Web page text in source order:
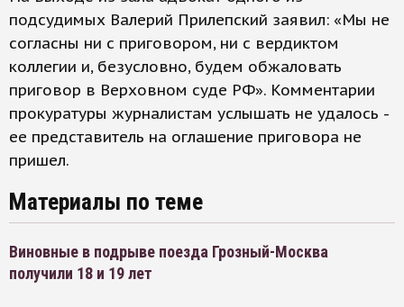
подсудимых Валерий Прилепский заявил: «Мы не
согласны ни с приговором, ни с вердиктом
коллегии и, безусловно, будем обжаловать
приговор в Верховном суде РФ». Комментарии
прокуратуры журналистам услышать не удалось -
ее представитель на оглашение приговора не
пришел.
Материалы по теме
Виновные в подрыве поезда Грозный-Москва
получили 18 и 19 лет